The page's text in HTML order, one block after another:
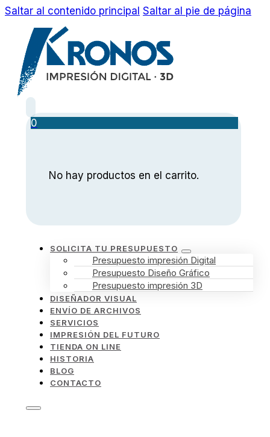
Saltar al contenido principal Saltar al pie de página
0
No hay productos en el carrito.
SOLICITA TU PRESUPUESTO
Presupuesto impresión Digital
Presupuesto Diseño Gráfico
Presupuesto impresión 3D
DISEÑADOR VISUAL
ENVÍO DE ARCHIVOS
SERVICIOS
IMPRESIÓN DEL FUTURO
TIENDA ON LINE
HISTORIA
BLOG
CONTACTO